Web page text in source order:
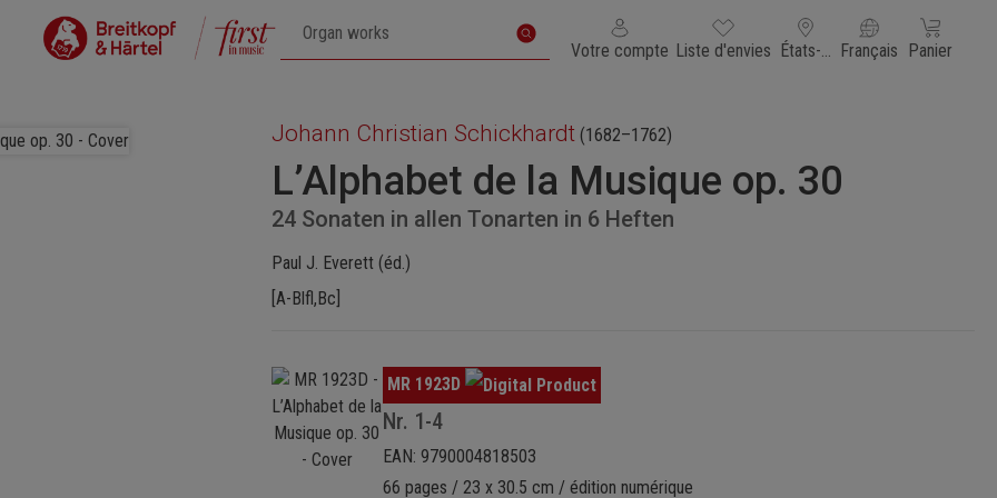
Votre compte Vous avez 0 articles dans votre liste de souhaits
Liste d'envies États-Unis d'Amérique
Français Le panier
Panier
Johann Christian Schickhardt (1682–1762)
L’Alphabet de la Musique op. 30
24 Sonaten in allen Tonarten in 6 Heften
Paul J. Everett (éd.)
[A-Blfl,Bc]
Ignorer la galerie d'images
MR 1923D
Nr. 1-4
EAN: 9790004818503
66 pages / 23 x 30.5 cm / édition numérique